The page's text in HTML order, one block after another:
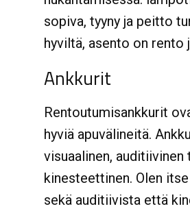
sopiva, tyyny ja peitto
hyviltä, asento on rento
Ankkurit
Rentoutumisankkurit
hyviä apuvälineitä.
visuaalinen, auditiivinen
kinesteettinen. Olen
sekä auditiivista että